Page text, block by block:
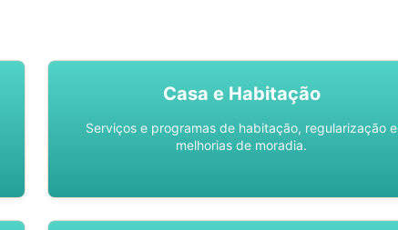
Casa e Habitação
Serviços e programas de habitação, regularização e
melhorias de moradia.